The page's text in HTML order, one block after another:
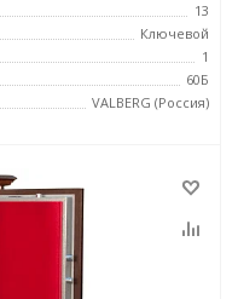
13
Ключевой
1
60Б
VALBERG (Россия)